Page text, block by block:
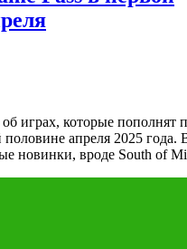
играх, которые пополнят
половине апреля 2025 года.
новинки, вроде South of